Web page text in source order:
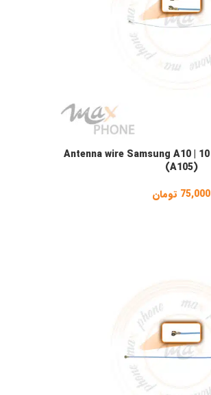
سیم آنتن سامسونگ آ 10 | Antenna wire Samsung A10
(A105)
75,000 تومان